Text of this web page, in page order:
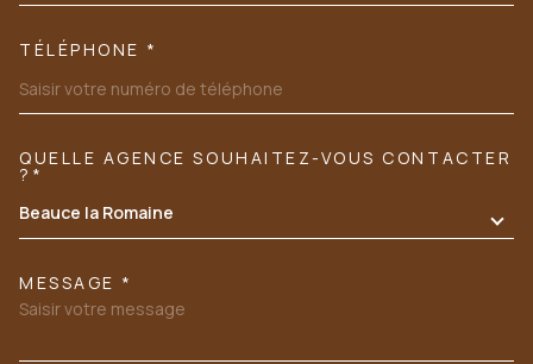
TÉLÉPHONE *
TRAD_MELTEM_VOREDEMANDE
QUELLE AGENCE SOUHAITEZ-VOUS CONTACTER
?*
Beauce la Romaine
MESSAGE *